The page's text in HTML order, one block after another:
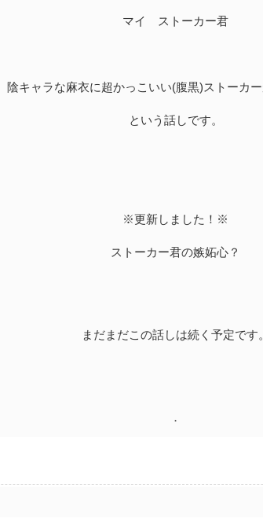
マイ ストーカー君
陰キャラな麻衣に超かっこいい(腹黒)ストーカー
という話しです。
※更新しました！※
ストーカー君の嫉妬心？
まだまだこの話しは続く予定です。
．